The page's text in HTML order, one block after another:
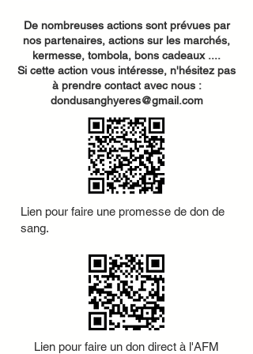
De nombreuses actions sont prévues par
nos partenaires, actions sur les marchés,
kermesse, tombola, bons cadeaux ....
Si cette action vous intéresse, n'hésitez pas
à prendre contact avec nous :
dondusanghyeres@gmail.com
Lien pour faire une promesse de don de
sang.
Lien pour faire un don direct à l'AFM